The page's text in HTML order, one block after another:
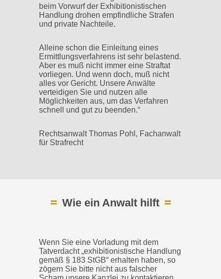
beim Vorwurf der Exhibitionistischen
Handlung drohen empfindliche Strafen
und private Nachteile.
Alleine schon die Einleitung eines
Ermittlungsverfahrens ist sehr belastend.
Aber es muß nicht immer eine Straftat
vorliegen. Und wenn doch, muß nicht
alles vor Gericht. Unsere Anwälte
verteidigen Sie und nutzen alle
Möglichkeiten aus, um das Verfahren
schnell und gut zu beenden.“
Rechtsanwalt Thomas Pohl, Fachanwalt
für Strafrecht
Wie ein Anwalt hilft
Wenn Sie eine Vorladung mit dem
Tatverdacht „exhibitionistische Handlung
gemäß § 183 StGB“ erhalten haben, so
zögern Sie bitte nicht aus falscher